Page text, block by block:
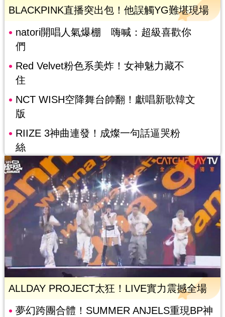
BLACKPINK直播突出包！他誤觸YG難堪現場
natori開唱人氣爆棚 嗨喊：超級喜歡你
們
Red Velvet粉色系美炸！女神魅力藏不
住
NCT WISH空降舞台帥翻！獻唱新歌韓文
版
RIIZE 3神曲連發！成燦一句話逼哭粉
絲
ALLDAY PROJECT太狂！LIVE實力震撼全場
夢幻跨團合體！SUMMER ANJELS重現BP神